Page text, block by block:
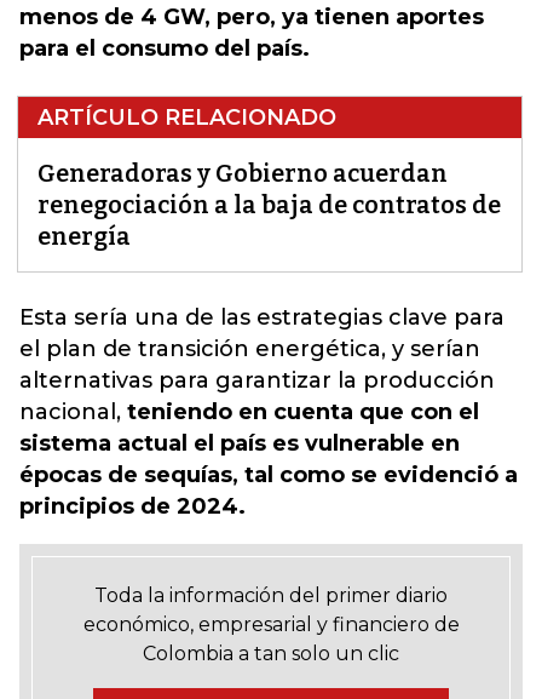
menos de 4 GW, pero, ya tienen aportes
para el consumo del país.
ARTÍCULO RELACIONADO
Generadoras y Gobierno acuerdan
renegociación a la baja de contratos de
energía
Esta sería una de las estrategias clave para
el plan de transición energética, y serían
alternativas para garantizar la producción
nacional , teniendo en cuenta que con el
sistema actual el país es vulnerable en
épocas de sequías, tal como se evidenció a
principios de 2024.
Toda la información del primer diario
económico, empresarial y financiero de
Colombia a tan solo un clic